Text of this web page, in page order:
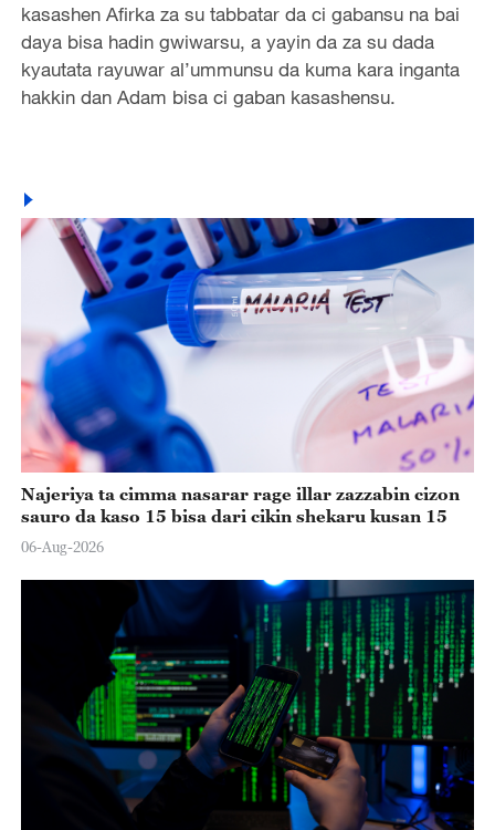
kasashen Afirka za su tabbatar da ci gabansu na bai
daya bisa hadin gwiwarsu, a yayin da za su dada
kyautata rayuwar al’ummunsu da kuma kara inganta
hakkin dan Adam bisa ci gaban kasashensu.
Najeriya ta cimma nasarar rage illar zazzabin cizon
sauro da kaso 15 bisa dari cikin shekaru kusan 15
06-Aug-2026